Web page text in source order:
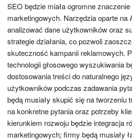
SEO będzie miała ogromne
marketingowych. Narzędzia oparte na
analizować dane użytkowników oraz
strategie działania, co pozwoli
skuteczność kampanii reklamowych.
technologii głosowego wyszukiwania
dostosowania treści do naturalnego
użytkowników podczas zadawania
będą musiały skupić się na tworzeniu
na konkretne pytania oraz potrzeby
kierunkiem rozwoju będzie integracja
marketingowych; firmy będą musiały